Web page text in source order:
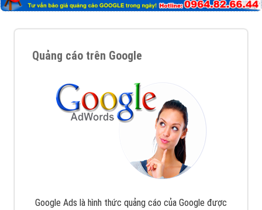
Quảng cáo trên Google
Google Ads là hình thức quảng cáo của Google được